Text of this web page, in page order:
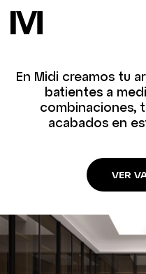
En Midi creamos tu
batientes a
combinaciones,
acabados en
VER